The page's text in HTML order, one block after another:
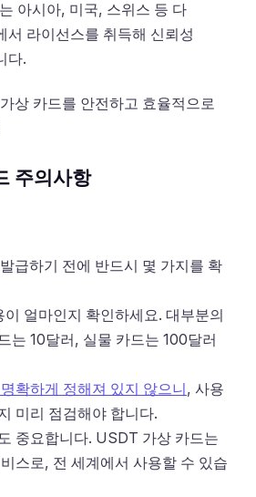
아시아, 미국, 스위스 등 다
서 라이선스를 취득해 신뢰성
다.
상 카드를 안전하고 효율적으로
주의사항
급하기 전에 반드시 몇 가지를 확
얼마인지 확인하세요. 대부분의
는 10달러, 실물 카드는 100달러
확하게 정해져 있지 않으니, 사용
미리 점검해야 합니다.
중요합니다. USDT 가상 카드는
스로, 전 세계에서 사용할 수 있습